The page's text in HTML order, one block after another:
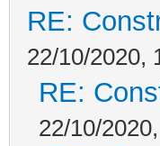
RE:
22/10/2020,
RE:
22/10/